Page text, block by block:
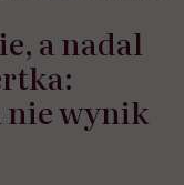
a nadal
nie wynik